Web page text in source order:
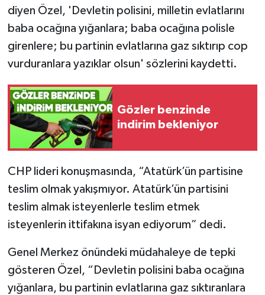
diyen Özel, 'Devletin polisini, milletin evlatlarını
baba ocağına yığanlara; baba ocağına polisle
girenlere; bu partinin evlatlarına gaz sıktırıp cop
vurduranlara yazıklar olsun' sözlerini kaydetti.
Gözler benzinde
indirim bekleniyor
CHP lideri konuşmasında, “Atatürk’ün partisine
teslim olmak yakışmıyor. Atatürk’ün partisini
teslim almak isteyenlerle teslim etmek
isteyenlerin ittifakına isyan ediyorum” dedi.
Genel Merkez önündeki müdahaleye de tepki
gösteren Özel, “Devletin polisini baba ocağına
yığanlara, bu partinin evlatlarına gaz sıktıranlara